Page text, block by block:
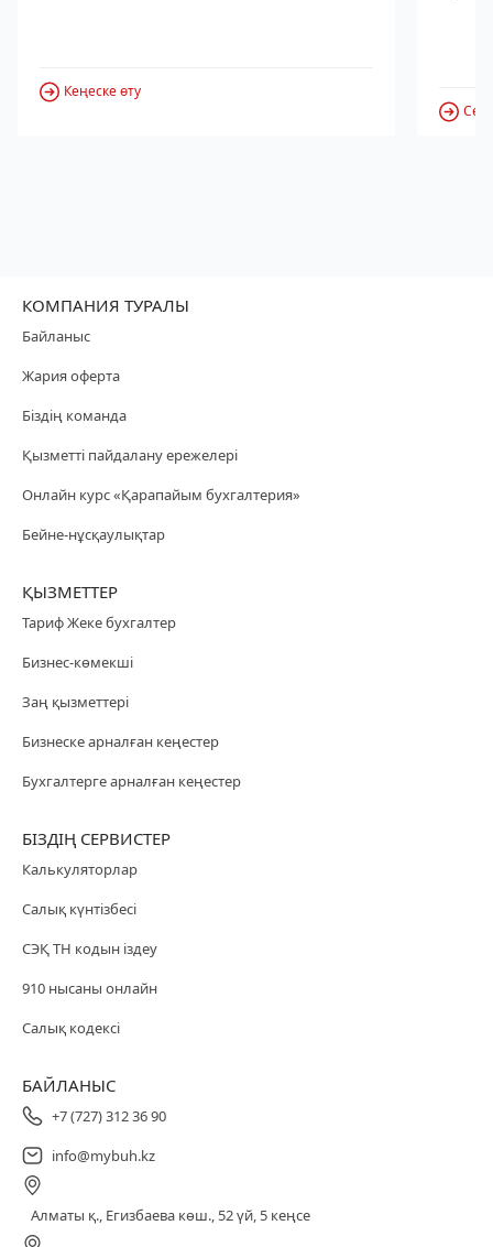
Кеңеске өту
КОМПАНИЯ ТУРАЛЫ
Байланыс
Жария оферта
Біздің команда
Қызметті пайдалану ережелері
Онлайн курс «Қарапайым бухгалтерия»
Бейне-нұсқаулықтар
ҚЫЗМЕТТЕР
Тариф Жеке бухгалтер
Бизнес-көмекші
Заң қызметтері
Бизнеске арналған кеңестер
Бухгалтерге арналған кеңестер
БІЗДІҢ СЕРВИСТЕР
Калькуляторлар
Салық күнтізбесі
СЭҚ ТН кодын іздеу
910 нысаны онлайн
Салық кодексі
БАЙЛАНЫС
+7 (727) 312 36 90
info@mybuh.kz
Алматы қ., Егизбаева көш., 52 үй, 5 кеңсе